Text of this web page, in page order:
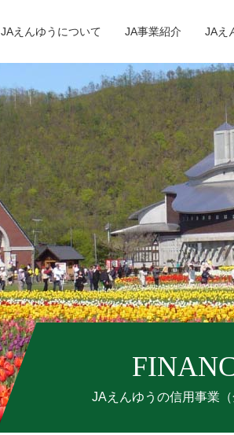
JAえんゆうについて JA事業紹介 JAえ
JAえんゆうの信用事業（